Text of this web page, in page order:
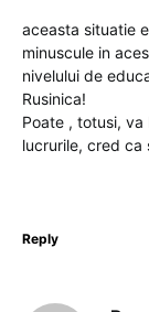
aceasta situatie
minuscule in
nivelului de
Rusinica!
Poate , totusi,
lucrurile, cred ca
Reply